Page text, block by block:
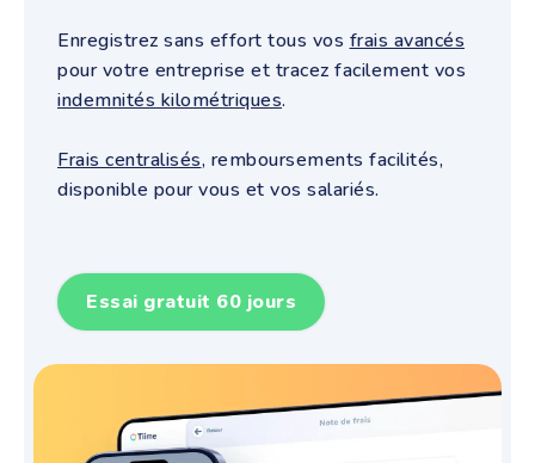
Enregistrez sans effort tous vos frais avancés
pour votre entreprise et tracez facilement vos
indemnités kilométriques.
Frais centralisés, remboursements facilités,
disponible pour vous et vos salariés.
Essai gratuit 60 jours